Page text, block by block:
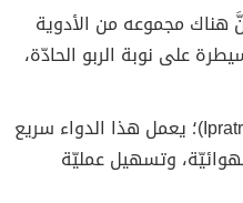
هناك مجموعه من الأدوية
على نوبة الربو الحادّة،
(بالإنجليزية: Ipratropium)؛ يعمل هذا الدواء سريع
وتسهيل عمليّة